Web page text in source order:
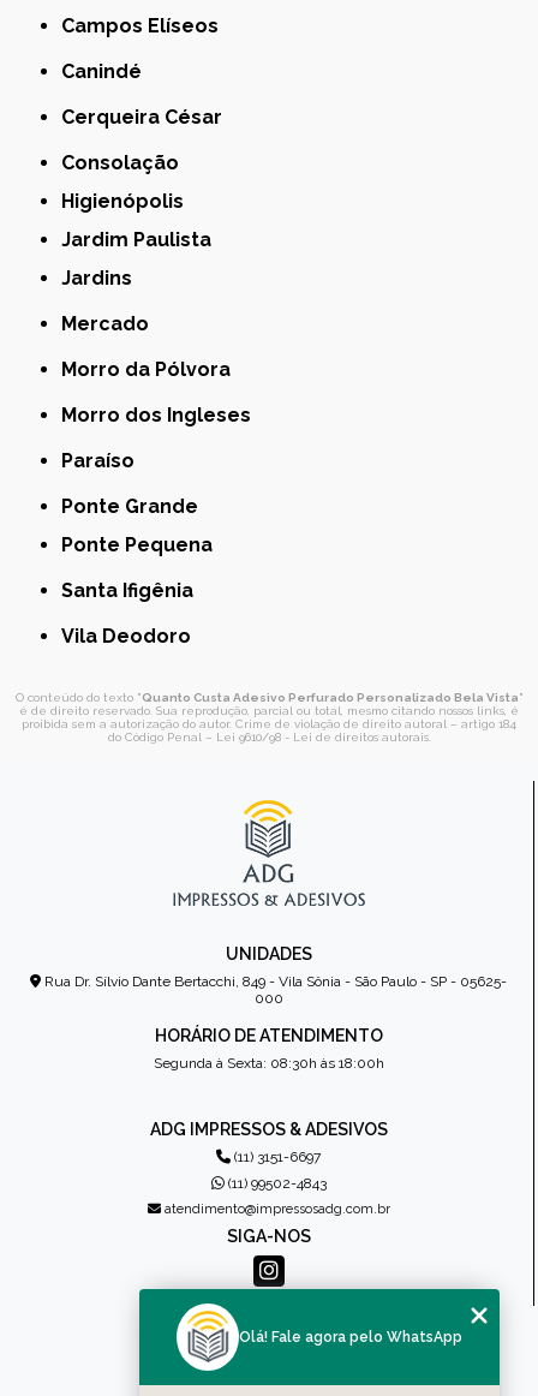
Campos Elíseos
Canindé
Cerqueira César
Consolação
Higienópolis
Jardim Paulista
Jardins
Mercado
Morro da Pólvora
Morro dos Ingleses
Paraíso
Ponte Grande
Ponte Pequena
Santa Ifigênia
Vila Deodoro
O conteúdo do texto "Quanto Custa Adesivo Perfurado Personalizado Bela Vista"
é de direito reservado. Sua reprodução, parcial ou total, mesmo citando nossos links, é
proibida sem a autorização do autor. Crime de violação de direito autoral – artigo 184
do Código Penal – Lei 9610/98 - Lei de direitos autorais.
UNIDADES
Rua Dr. Sílvio Dante Bertacchi, 849 - Vila Sônia - São Paulo - SP - 05625-
000
HORÁRIO DE ATENDIMENTO
Segunda à Sexta: 08:30h às 18:00h
ADG IMPRESSOS & ADESIVOS
(11) 3151-6697
(11) 99502-4843
atendimento@impressosadg.com.br
SIGA-NOS
MENU
QUEM SOMOS
Olá! Fale agora pelo WhatsApp